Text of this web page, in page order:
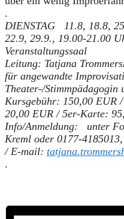
.
DIENSTAG 11.8, 18.8,
22.9, 29.9., 19.00-21.00
Veranstaltungssaal
Leitung: Tatjana
für angewandte
Theater-/Stimmpädagogin
Kursgebühr: 150,00 EUR
20,00 EUR / 5er-Karte:
Info/Anmeldung: unter
Kreml oder 0177-
/ E-mail:
.